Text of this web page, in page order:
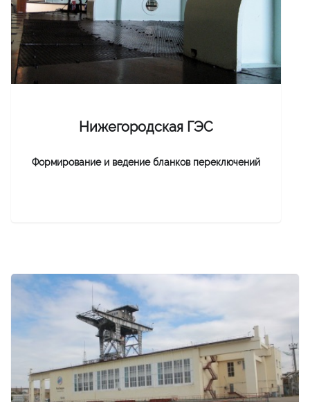
Нижегородская ГЭС
Формирование и ведение бланков переключений